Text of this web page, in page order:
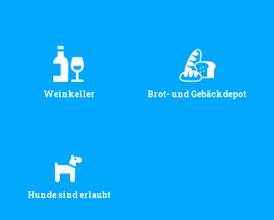
Weinkeller Brot- und Gebäckdepot
Hunde sind erlaubt